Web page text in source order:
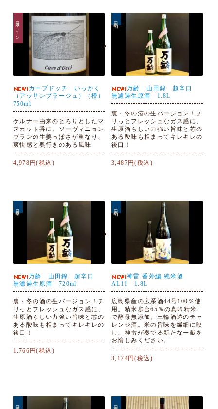
日本ワイン
カーブドッチ いっかく
（アッサンブラージュ）（橙）
750ml
ケルナー由来のとろりとしたマ
スカット香に、ソーヴィニョン
ブランの生姜っぽさが重なり、
爽快感と奥行きのある風味
4,978円(税込)
万齢 山田錦 超辛口
無濾過生原酒 1.8L
裏・冬の酒の生バージョン！チ
リっとフレッシュなガス感に、
生原酒らしい力強い旨味と芯の
ある酸味も相まってキレキレの
後口！
3,487円(税込)
万齢 山田錦 超辛口
無濾過生原酒 720ml
裏・冬の酒の生バージョン！チ
リっとフレッシュなガス感に、
生原酒らしい力強い旨味と芯の
ある酸味も相まってキレキレの
後口！
1,766円(税込)
神雷 番外編 純米酒
AL11 1.8L
広島県産の広系酒44号100％使
用。精米歩合65％の真吟精米
で酵母無添加。三輪酒造のチャ
レンジ酒。米の旨味を繊細に映
し、神雷が奏でる新たな一献を
お愉しみください。
3,174円(税込)